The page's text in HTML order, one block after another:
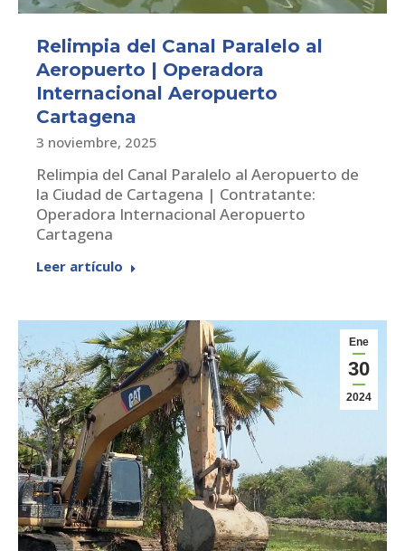
Relimpia del Canal Paralelo al
Aeropuerto | Operadora
Internacional Aeropuerto
Cartagena
3 noviembre, 2025
Relimpia del Canal Paralelo al Aeropuerto de
la Ciudad de Cartagena | Contratante:
Operadora Internacional Aeropuerto
Cartagena
Leer artículo
Ene
30
2024